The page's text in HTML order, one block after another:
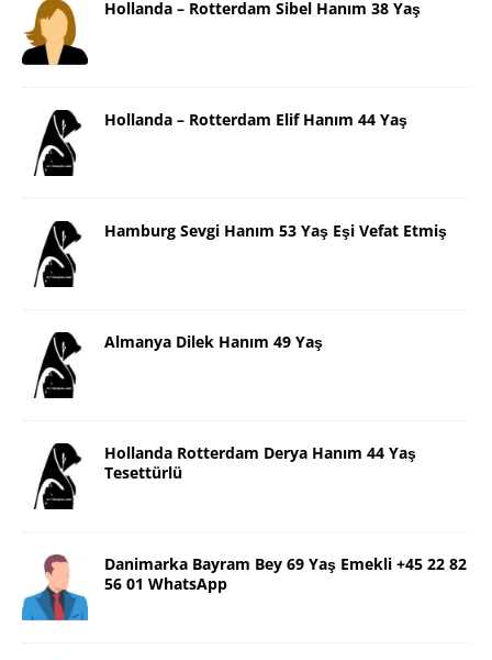
Hollanda – Rotterdam Sibel Hanım 38 Yaş
Hollanda – Rotterdam Elif Hanım 44 Yaş
Hamburg Sevgi Hanım 53 Yaş Eşi Vefat Etmiş
Almanya Dilek Hanım 49 Yaş
Hollanda Rotterdam Derya Hanım 44 Yaş
Tesettürlü
Danimarka Bayram Bey 69 Yaş Emekli +45 22 82
56 01 WhatsApp